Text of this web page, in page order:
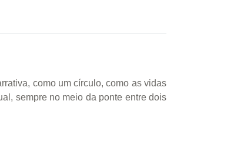
como um círculo, como as vidas
sempre no meio da ponte entre dois